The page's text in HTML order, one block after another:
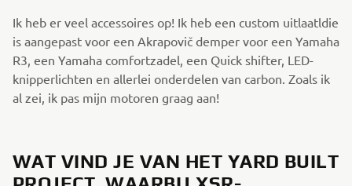
Ik heb er veel accessoires op! Ik heb een custom uitlaatldie
is aangepast voor een Akrapovič demper voor een Yamaha
R3, een Yamaha comfortzadel, een Quick shifter, LED-
knipperlichten en allerlei onderdelen van carbon. Zoals ik
al zei, ik pas mijn motoren graag aan!
WAT VIND JE VAN HET YARD BUILT